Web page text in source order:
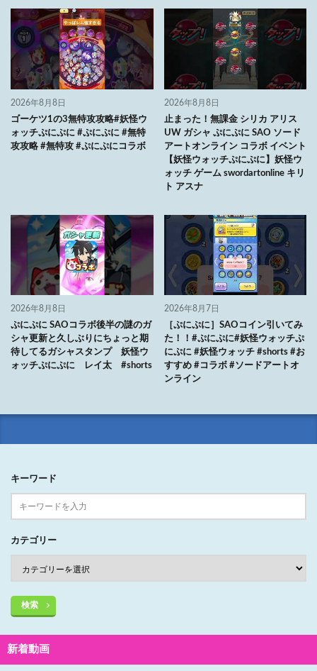
2026年8月8日
ゴーケツ1の3無特攻攻略#妖怪ウ
ォッチぷにぷに #ぷにぷに #無特
攻攻略 #無特攻 #ぷにぷにコラボ
2026年8月8日
止まった！無課金 シリカ アリス
UW ガシャ ぷにぷに SAO ソード
アートオンライン コラボ イベント
【妖怪ウォッチぷにぷに】妖怪ウ
ォッチ ゲーム swordartonline キリ
ト アスナ
2026年8月8日
ぷにぷに SAOコラボ後半の謎のガ
シャ更新と久しぶりにちょっと期
待してるガシャスタンプ 妖怪ウ
ォッチぷにぷに レイ太 #shorts
2026年8月7日
［ぷにぷに］SAOコイン引いてみ
た！！#ぷにぷに#妖怪ウォッチぷ
にぷに #妖怪ウォッチ #shorts #お
すすめ #コラボ #ソードアートオ
ンライン
キーワード
カテゴリー
検索
新着動画